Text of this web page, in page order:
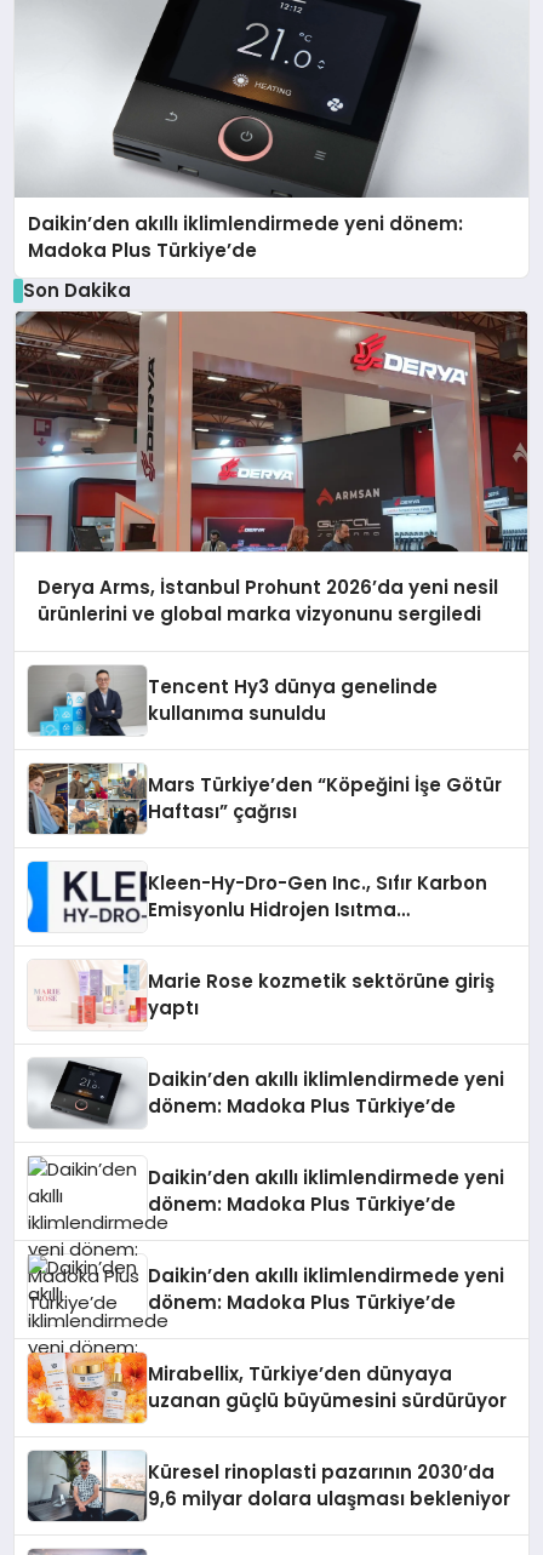
Daikin’den akıllı iklimlendirmede yeni dönem:
Madoka Plus Türkiye’de
Son Dakika
Derya Arms, İstanbul Prohunt 2026’da yeni nesil
ürünlerini ve global marka vizyonunu sergiledi
Tencent Hy3 dünya genelinde
kullanıma sunuldu
Mars Türkiye’den “Köpeğini İşe Götür
Haftası” çağrısı
Kleen-Hy-Dro-Gen Inc., Sıfır Karbon
Emisyonlu Hidrojen Isıtma
Marie Rose kozmetik sektörüne giriş
yaptı
Daikin’den akıllı iklimlendirmede yeni
dönem: Madoka Plus Türkiye’de
Daikin’den akıllı iklimlendirmede yeni
dönem: Madoka Plus Türkiye’de
Daikin’den akıllı iklimlendirmede yeni
dönem: Madoka Plus Türkiye’de
Mirabellix, Türkiye’den dünyaya
uzanan güçlü büyümesini sürdürüyor
Küresel rinoplasti pazarının 2030’da
9,6 milyar dolara ulaşması bekleniyor